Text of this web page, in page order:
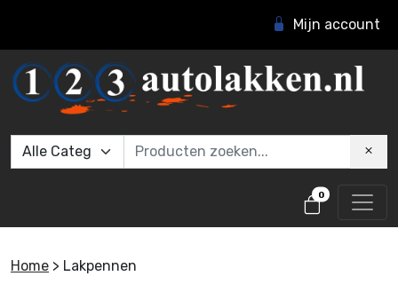
Mijn account
0
Home > Lakpennen